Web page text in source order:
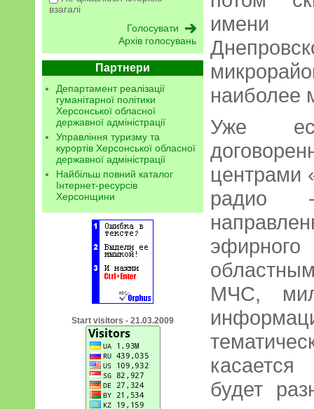
взагалі
Архів голосувань
Партнери
Департамент реалізації
гуманітарної політики
Херсонської обласної
державної адміністрації
Управління туризму та
курортів Херсонської обласної
державної адміністрації
Найбільш повний каталог
Інтернет-ресурсів
Херсонщини
Start visitors - 21.03.2009
имени
наиболее
Уже
центрами
радио
МЧС,
будет